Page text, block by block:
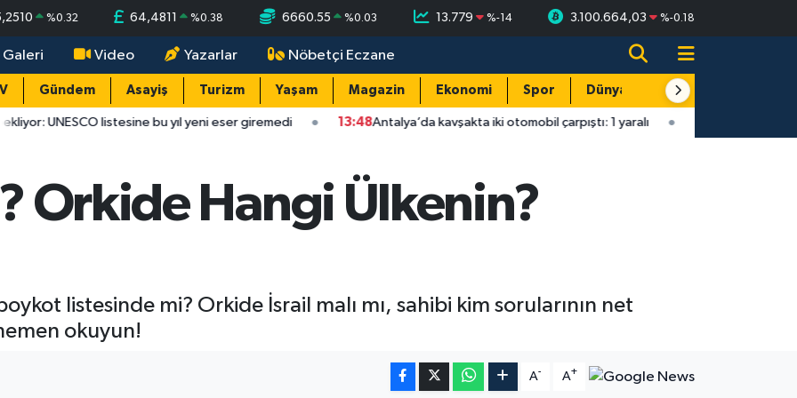
%0.32 64,4811 %0.38 6660.55 %0.03 13.779 %-14 3.100.664,03 %-0.18
Galeri Video Yazarlar Nöbetçi Eczane
Gündem Asayiş Turizm Yaşam Magazin Ekonomi Spor Dünya Resmi Reklamlar
listesine bu yıl yeni eser giremedi 13:48 Antalya’da kavşakta iki otomobil çarpıştı: 1 yaralı 12:35 Antalya’da 27
Orkide Hangi Ülkenin?
listesinde mi? Orkide İsrail malı mı, sahibi kim sorularının net
okuyun!
A- A+